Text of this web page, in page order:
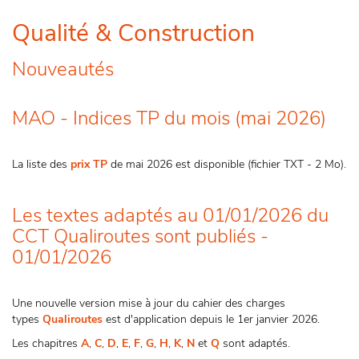
Qualité & Construction
Nouveautés
MAO - Indices TP du mois (mai 2026)
La liste des prix TP de mai 2026 est disponible (fichier TXT - 2 Mo).
Les textes adaptés au 01/01/2026 du
CCT Qualiroutes sont publiés -
01/01/2026
Une nouvelle version mise à jour du cahier des charges
types Qualiroutes est d'application depuis le 1er janvier 2026.
Les chapitres A, C, D, E, F, G, H, K, N et Q sont adaptés.